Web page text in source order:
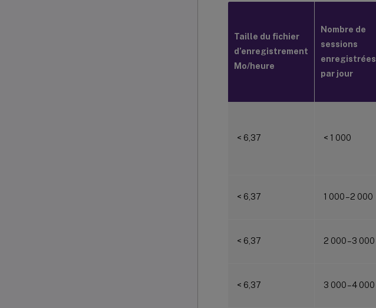
Taille du fichier
d’enregistrement
Mo/heure
Nombre de
sessions
enregistrées
par jour
< 6,37 < 1 000
< 6,37 1 000 – 2 000
< 6,37 2 000 – 3 000
< 6,37 3 000 – 4 000